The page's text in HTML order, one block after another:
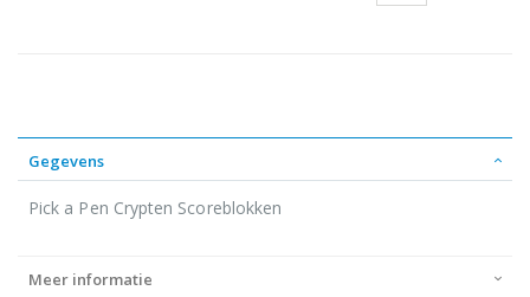
Gegevens
Pick a Pen Crypten Scoreblokken
Meer informatie